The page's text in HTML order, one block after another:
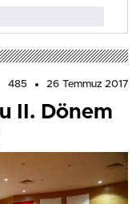
485 26 Temmuz 2017
II. Dönem